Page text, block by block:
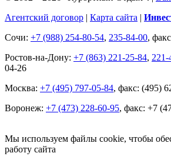
Агентский договор | Карта сайта |
Сочи: +7 (988) 254-80-54, 235-84-00,
Ростов-на-Дону: +7 (863) 221-25-84, 221-
04-26
Москва: +7 (495) 797-05-84, факс: (495)
Воронеж: +7 (473) 228-60-95, факс: +7
Мы используем файлы cookie, чтобы
работу сайта